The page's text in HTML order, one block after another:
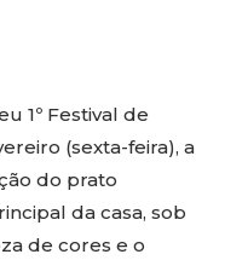
1º Festival de
(sexta-feira), a
do prato
da casa, sob
de cores e o